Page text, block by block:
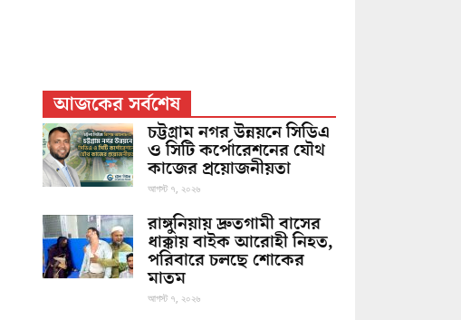
আজকের সর্বশেষ
চট্টগ্রাম নগর উন্নয়নে সিডিএ
ও সিটি কর্পোরেশনের যৌথ
কাজের প্রয়োজনীয়তা
আগস্ট ৭, ২০২৬
রাঙ্গুনিয়ায় দ্রুতগামী বাসের
ধাক্কায় বাইক আরোহী নিহত,
পরিবারে চলছে শোকের
মাতম
আগস্ট ৭, ২০২৬